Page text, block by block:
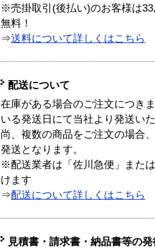
※売掛取引(後払い)のお客様は
無料！
⇒送料について詳しくはこちら
配送について
在庫がある場合のご注文につき
いる発送日にて当社より発送い
尚、複数の商品をご注文の場合
発送となります。
※配送業者は「佐川急便」また
けます
⇒配送について詳しくはこちら
見積書・請求書・納品書等の